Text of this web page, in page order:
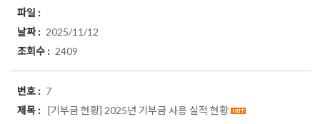
2025/11/12
2409
7
[기부금 현황] 2025년 기부금 사용 실적 현황